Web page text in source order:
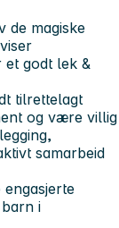
de magiske
et godt lek &
tilrettelagt
og være villig
samarbeid
i